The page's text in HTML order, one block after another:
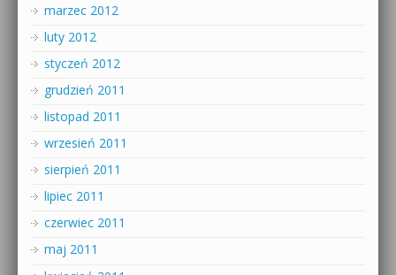
marzec 2012
luty 2012
styczeń 2012
grudzień 2011
listopad 2011
wrzesień 2011
sierpień 2011
lipiec 2011
czerwiec 2011
maj 2011